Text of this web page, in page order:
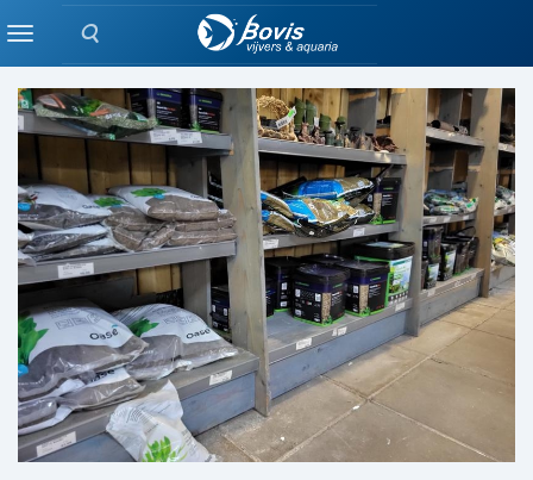
Zoeken
MenuGROND / GRIND